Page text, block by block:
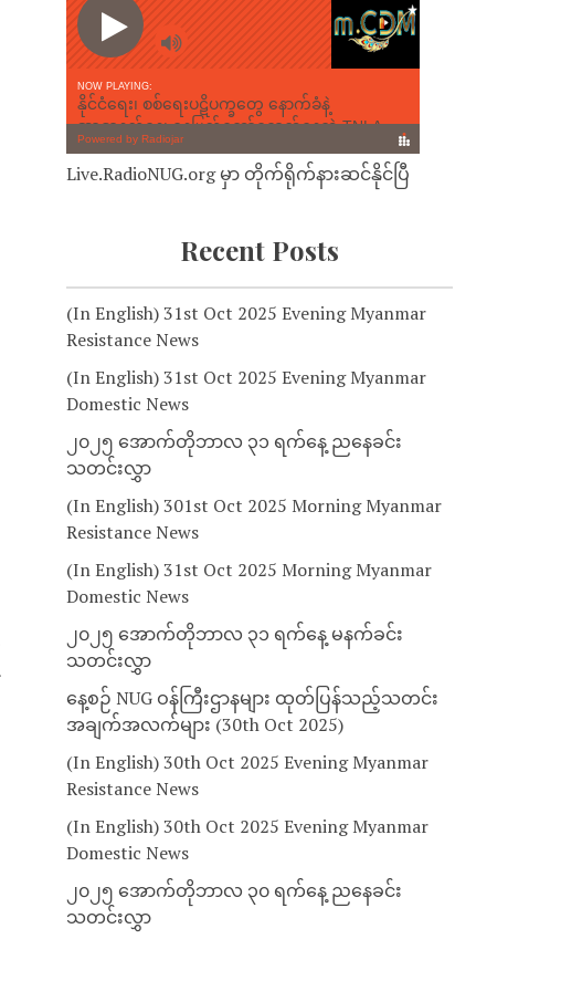
Live.RadioNUG.org မှာ တိုက်ရိုက်နားဆင်နိုင်ပြီ
Recent Posts
(In English) 31st Oct 2025 Evening Myanmar
Resistance News
(In English) 31st Oct 2025 Evening Myanmar
Domestic News
၂၀၂၅ အောက်တိုဘာလ ၃၁ ရက်နေ့ ညနေခင်း
သတင်းလွှာ
(In English) 301st Oct 2025 Morning Myanmar
Resistance News
(In English) 31st Oct 2025 Morning Myanmar
Domestic News
၂၀၂၅ အောက်တိုဘာလ ၃၁ ရက်နေ့ မနက်ခင်း
သတင်းလွှာ
နေ့စဉ် NUG ဝန်ကြီးဌာနများ ထုတ်ပြန်သည့်သတင်း
အချက်အလက်များ (30th Oct 2025)
(In English) 30th Oct 2025 Evening Myanmar
Resistance News
(In English) 30th Oct 2025 Evening Myanmar
Domestic News
၂၀၂၅ အောက်တိုဘာလ ၃၀ ရက်နေ့ ညနေခင်း
သတင်းလွှာ